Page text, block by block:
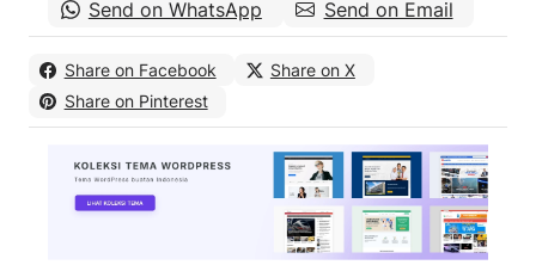
Send on WhatsApp
Send on Email
Share on Facebook
Share on X
Share on Pinterest